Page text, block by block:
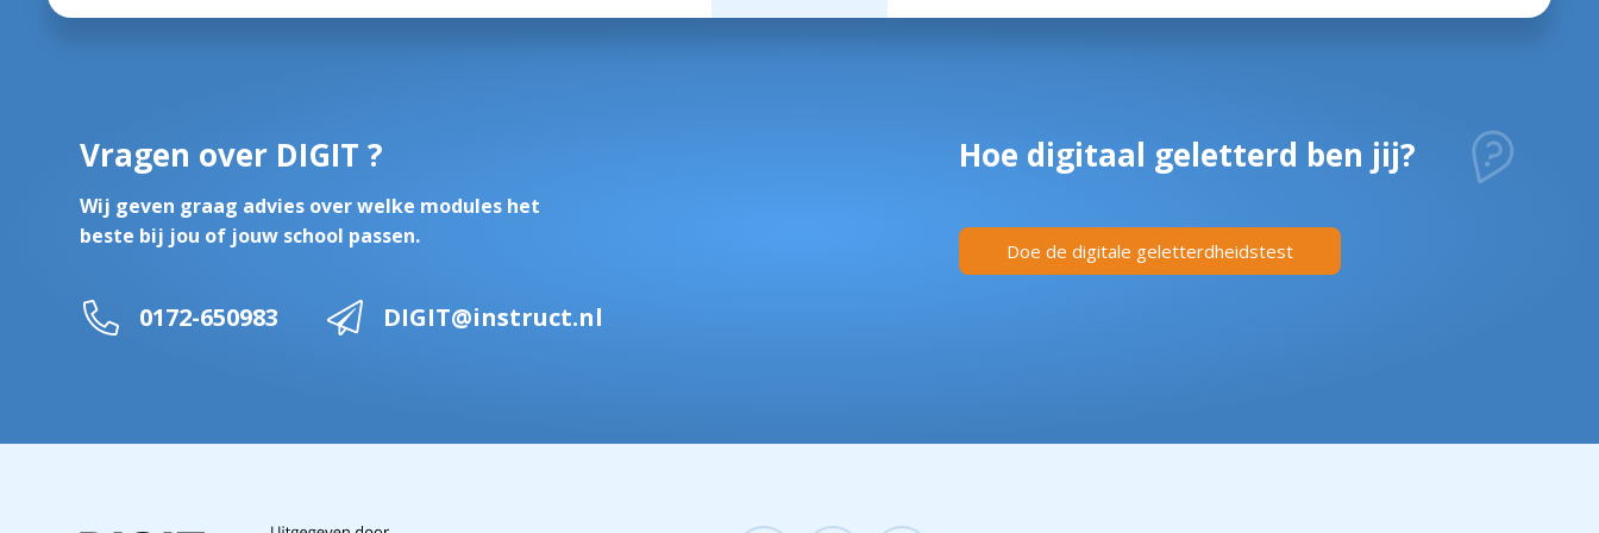
Vragen over DIGIT ?
Wij geven graag advies over welke modules het
beste bij jou of jouw school passen.
0172-650983 DIGIT@instruct.nl
Hoe digitaal geletterd ben jij?
Doe de digitale geletterdheidstest